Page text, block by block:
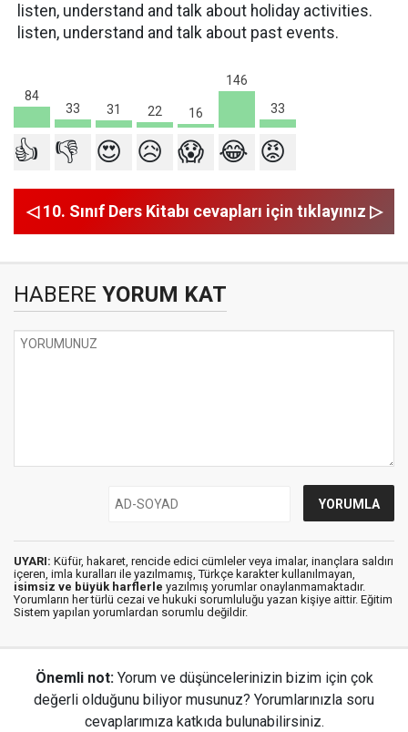
listen, understand and talk about holiday activities.
listen, understand and talk about past events.
84
33
31 22 16
146
33
👍 👎 😍 😥 😱 😂 😡
◁ 10. Sınıf Ders Kitabı cevapları için tıklayınız ▷
HABERE YORUM KAT
UYARI: Küfür, hakaret, rencide edici cümleler veya imalar, inançlara saldırı
içeren, imla kuralları ile yazılmamış, Türkçe karakter kullanılmayan,
isimsiz ve büyük harflerle yazılmış yorumlar onaylanmamaktadır.
Yorumların her türlü cezai ve hukuki sorumluluğu yazan kişiye aittir. Eğitim
Sistem yapılan yorumlardan sorumlu değildir.
Önemli not: Yorum ve düşüncelerinizin bizim için çok
değerli olduğunu biliyor musunuz? Yorumlarınızla soru
cevaplarımıza katkıda bulunabilirsiniz.